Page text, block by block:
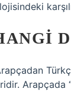
Arapçada